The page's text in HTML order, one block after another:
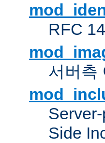
RFC
서버측
Side